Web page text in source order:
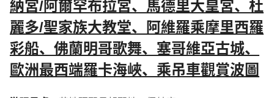
納宮/阿爾罕布拉宮、馬德里大皇宮、杜
麗多/聖家族大教堂、阿維羅乘摩里西羅
彩船、佛蘭明哥歌舞、塞哥維亞古城、
歐洲最西端羅卡海峽、乘吊車觀賞波圖